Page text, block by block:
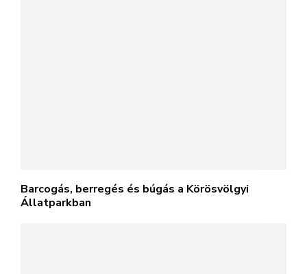
Barcogás, berregés és búgás a Körösvölgyi
Állatparkban